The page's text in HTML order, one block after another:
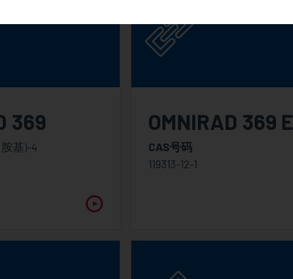
369
基)-4
OMNIRAD 369 E
CAS号码
119313-12-1